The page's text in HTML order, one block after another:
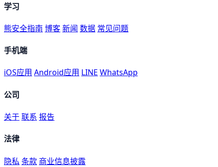
学习
熊安全指南 博客新闻 数据 常见问题
手机端
iOS应用 Android应用 LINE WhatsApp
公司
关于联系 报告
法律
隐私 条款 商业信息披露